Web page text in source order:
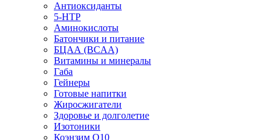
Антиоксиданты
5-HTP
Аминокислоты
Батончики и питание
БЦАА (BCAA)
Витамины и минералы
Габа
Гейнеры
Готовые напитки
Жиросжигатели
Здоровье и долголетие
Изотоники
Коэнзим Q10